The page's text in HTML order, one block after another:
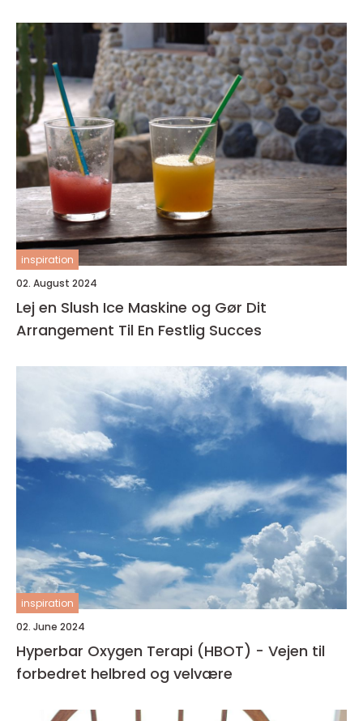
inspiration
02. August 2024
Lej en Slush Ice Maskine og Gør Dit
Arrangement Til En Festlig Succes
inspiration
02. June 2024
Hyperbar Oxygen Terapi (HBOT) - Vejen til
forbedret helbred og velvære